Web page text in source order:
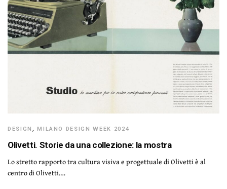
DESIGN ,MILANO DESIGN WEEK 2024
Olivetti. Storie da una collezione: la mostra
Lo stretto rapporto tra cultura visiva e progettuale di Olivetti è al
centro di Olivetti.…